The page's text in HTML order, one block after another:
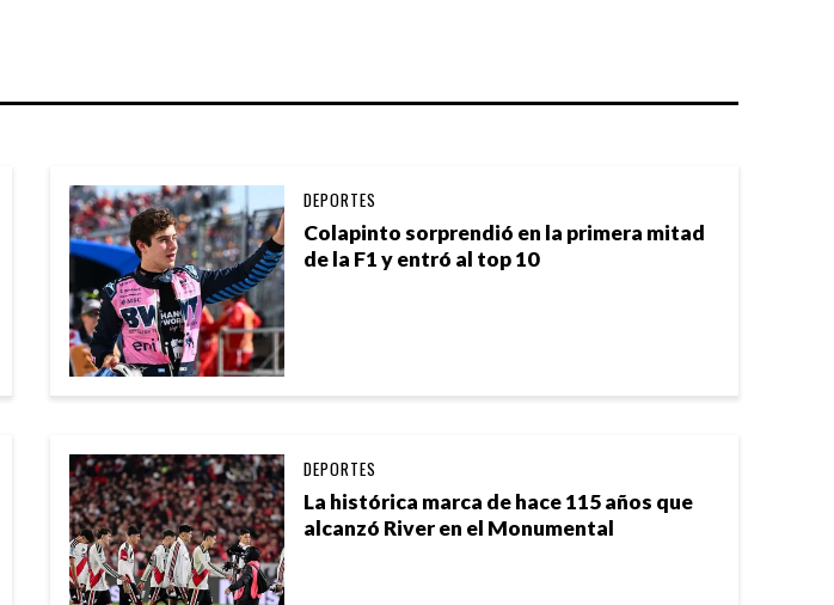
Colapinto sorprendió en la primera mitad
de la F1 y entró al top 10
DEPORTES
La histórica marca de hace 115 años que
alcanzó River en el Monumental
DEPORTES